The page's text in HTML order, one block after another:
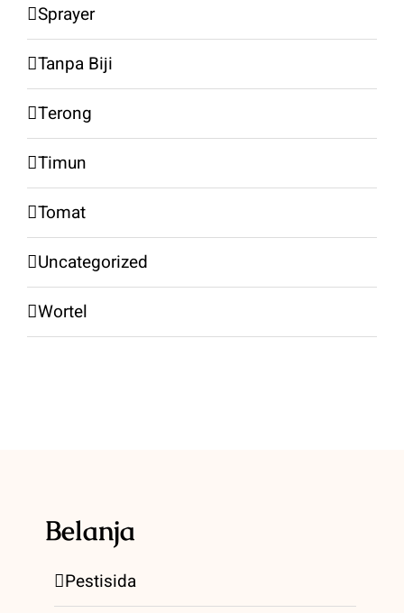
Sprayer
Tanpa Biji
Terong
Timun
Tomat
Uncategorized
Wortel
Belanja
Pestisida